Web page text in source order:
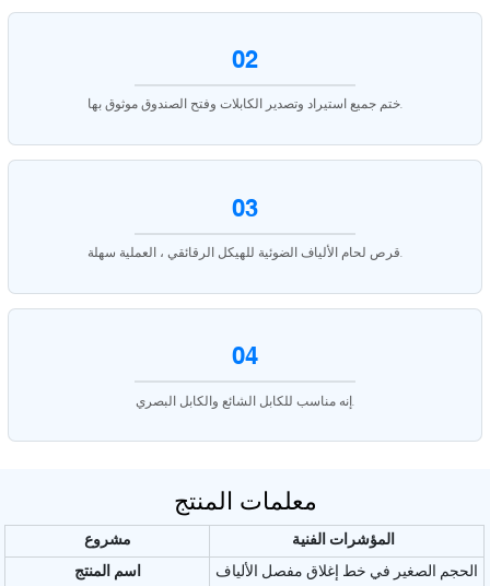
02
ختم جميع استيراد وتصدير الكابلات وفتح الصندوق موثوق بها.
03
قرص لحام الألياف الضوئية للهيكل الرقائقي ، العملية سهلة.
04
إنه مناسب للكابل الشائع والكابل البصري.
معلمات المنتج
مشروع
اسم المنتج
الحجم الصغير في خط إغلاق مفصل الألياف